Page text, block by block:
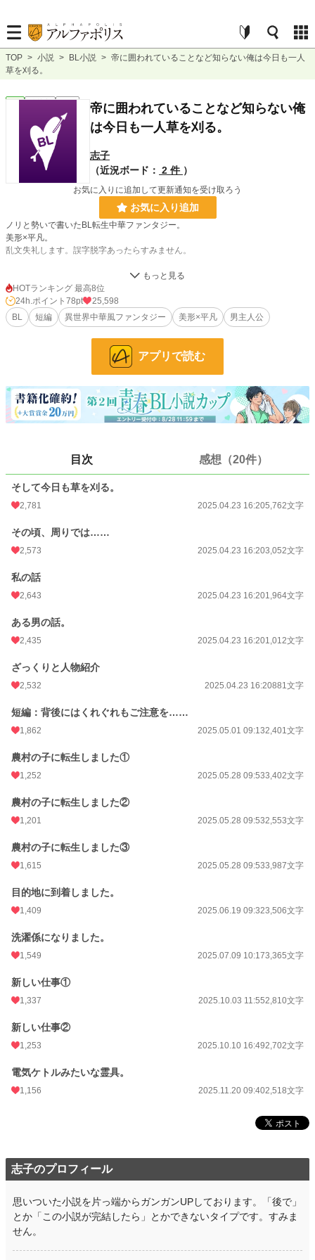
TOP > 小説 > BL小説 > 帝に囲われていることなど知らない俺は今日も一人
草を刈る。
BL 連載中 短編
帝に囲われていることなど知らない俺
は今日も一人草を刈る。
志子
（近況ボード： 2 件 ）
お気に入りに追加して更新通知を受け取ろう
お気に入り追加
ノリと勢いで書いたBL転生中華ファンタジー。
美形×平凡。
乱文失礼します。誤字脱字あったらすみません。
崖から落ちて顔に大傷を負い高熱で三日三晩魘された俺は前世を思い出した。ど
うやら農村の子どもに転生したようだ。
転生小説のようにチート能力で無双したり、前世の知識を使ってバンバン改革を
起こしたり……なんてことはない。
そんな平々凡々の俺は今、帝の花園と呼ばれる後宮で下っ端として働いてる。
え？ 男の俺が後宮に？ って思ったろ？ 実はこの後宮、ちょーーと変わってい
BL 2,799 位 / 31,392 件
78 pt
39,915
更新日時
初回公開日時 2025.04.23 16:20
週間ポイント
月間ポイント
累計ポイント 899,486 pt (6,413 位)
HOTランキング 最高8位
24h.ポイント 78pt
25,598
BL
短編 異世界中華風ファンタジー 美形×平凡 男主人公
アプリで読む
目次 感想（20件）
そして今日も草を刈る。
2,781 2025.04.23 16:205,762文字
その頃、周りでは……
2,573 2025.04.23 16:203,052文字
私の話
2,643 2025.04.23 16:201,964文字
ある男の話。
2,435 2025.04.23 16:201,012文字
ざっくりと人物紹介
2,532 2025.04.23 16:20881文字
短編：背後にはくれぐれもご注意を……
1,862 2025.05.01 09:132,401文字
農村の子に転生しました①
1,252 2025.05.28 09:533,402文字
農村の子に転生しました②
1,201 2025.05.28 09:532,553文字
農村の子に転生しました③
1,615 2025.05.28 09:533,987文字
目的地に到着しました。
1,409 2025.06.19 09:323,506文字
洗濯係になりました。
1,549 2025.07.09 10:173,365文字
新しい仕事①
1,337 2025.10.03 11:552,810文字
新しい仕事②
1,253 2025.10.10 16:492,702文字
電気ケトルみたいな霊具。
1,156 2025.11.20 09:402,518文字
志子のプロフィール
思いついた小説を片っ端からガンガンUPしております。「後で」
とか「この小説が完結したら」とかできないタイプです。すみま
せん。